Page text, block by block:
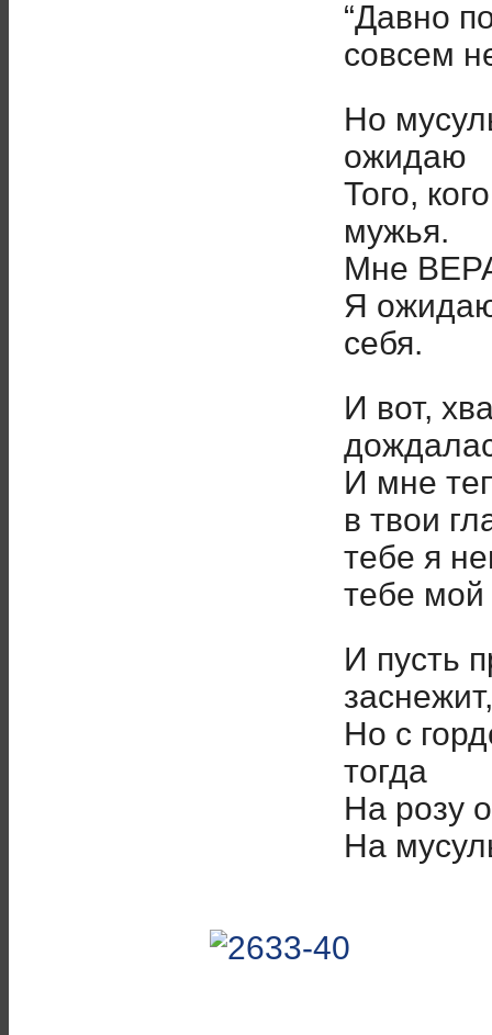
“Давно
совсем
Но
ожидаю
Того,
мужья.
Мне
Я
себя.
И вот,
И мне
в твои
тебе я
тебе мой
И пусть
заснежит,
Но с
тогда
На розу
На